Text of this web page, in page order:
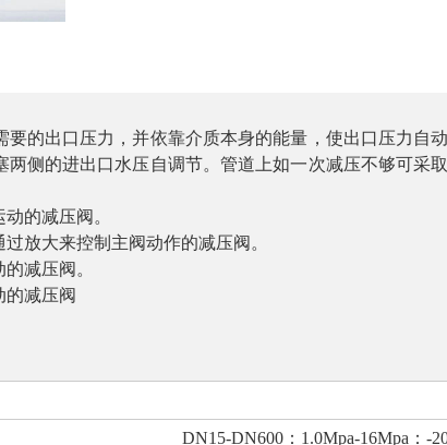
的出口压力，并依靠介质本身的能量，使出口压力自
侧的进出口水压自调节。管道上如一次减压不够可采
的减压阀。
放大来控制主阀动作的减压阀。
减压阀。
的减压阀
DN15-DN600 ： 1.0Mpa-16Mpa ： -